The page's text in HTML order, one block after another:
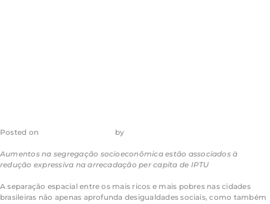
Posted on by
Aumentos na segregação socioeconômica estão associados à
redução expressiva na arrecadação per capita de IPTU
A separação espacial entre os mais ricos e mais pobres nas cidades
brasileiras não apenas aprofunda desigualdades sociais, como também